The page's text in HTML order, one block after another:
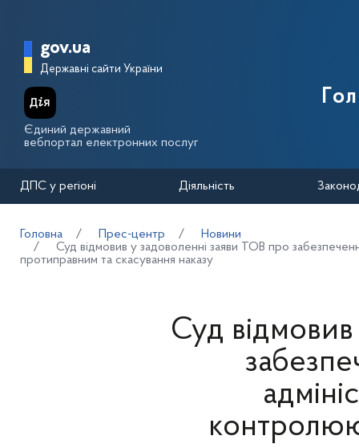
Головна сторінка Державної
gov.ua
Державні сайти України
Єдиний державний
вебпортал електронних послуг
ДПС у регіоні Діяльність
Головна Прес-центр
Новини
Суд відмовив у задоволенні заяви ТОВ про
протиправним та скасування наказу
Суд